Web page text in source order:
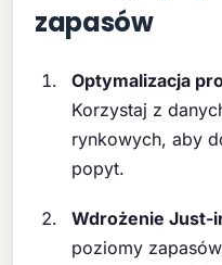
zapasów
Optymalizacja
Korzystaj z
rynkowych, aby
popyt.
Wdrożenie Just-
poziomy